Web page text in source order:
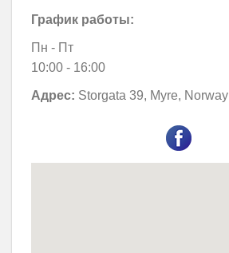
График работы:
Пн - Пт
10:00 - 16:00
Адрес: Storgata 39, Myre, Norway